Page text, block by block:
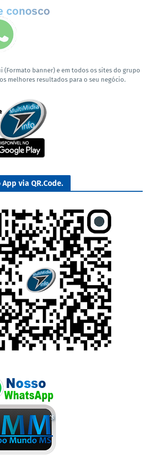
(Formato banner) e em todos os sites do grupo
melhores resultados para o seu negócio.
via QR.Code.